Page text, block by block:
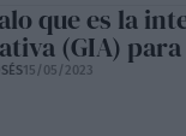
que es la
(GIA)
15/05/2023